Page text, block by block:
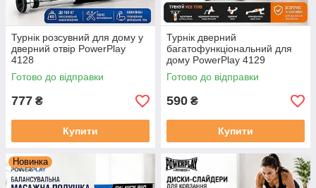
Турнік розсувний для дому у
дверний отвір PowerPlay
4128
Готово до відправки
777 ₴
Купити
Турнік дверний
багатофункціональний для
дому PowerPlay 4129
міжкімнатний турнік
Готово до відправки
590 ₴
Купити
Новинка